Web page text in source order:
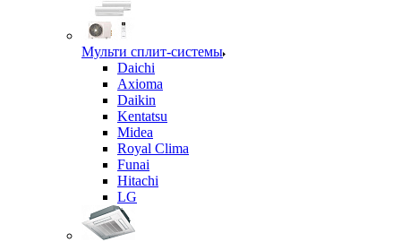
Мульти сплит-системы
Daichi
Axioma
Daikin
Kentatsu
Midea
Royal Clima
Funai
Hitachi
LG